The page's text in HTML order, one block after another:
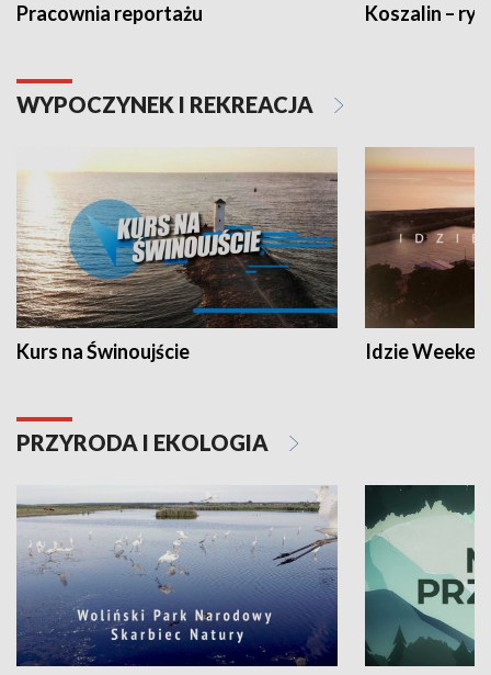
Pracownia reportażu Koszalin –
WYPOCZYNEK I REKREACJA
Kurs na Świnoujście Idzie
PRZYRODA I EKOLOGIA